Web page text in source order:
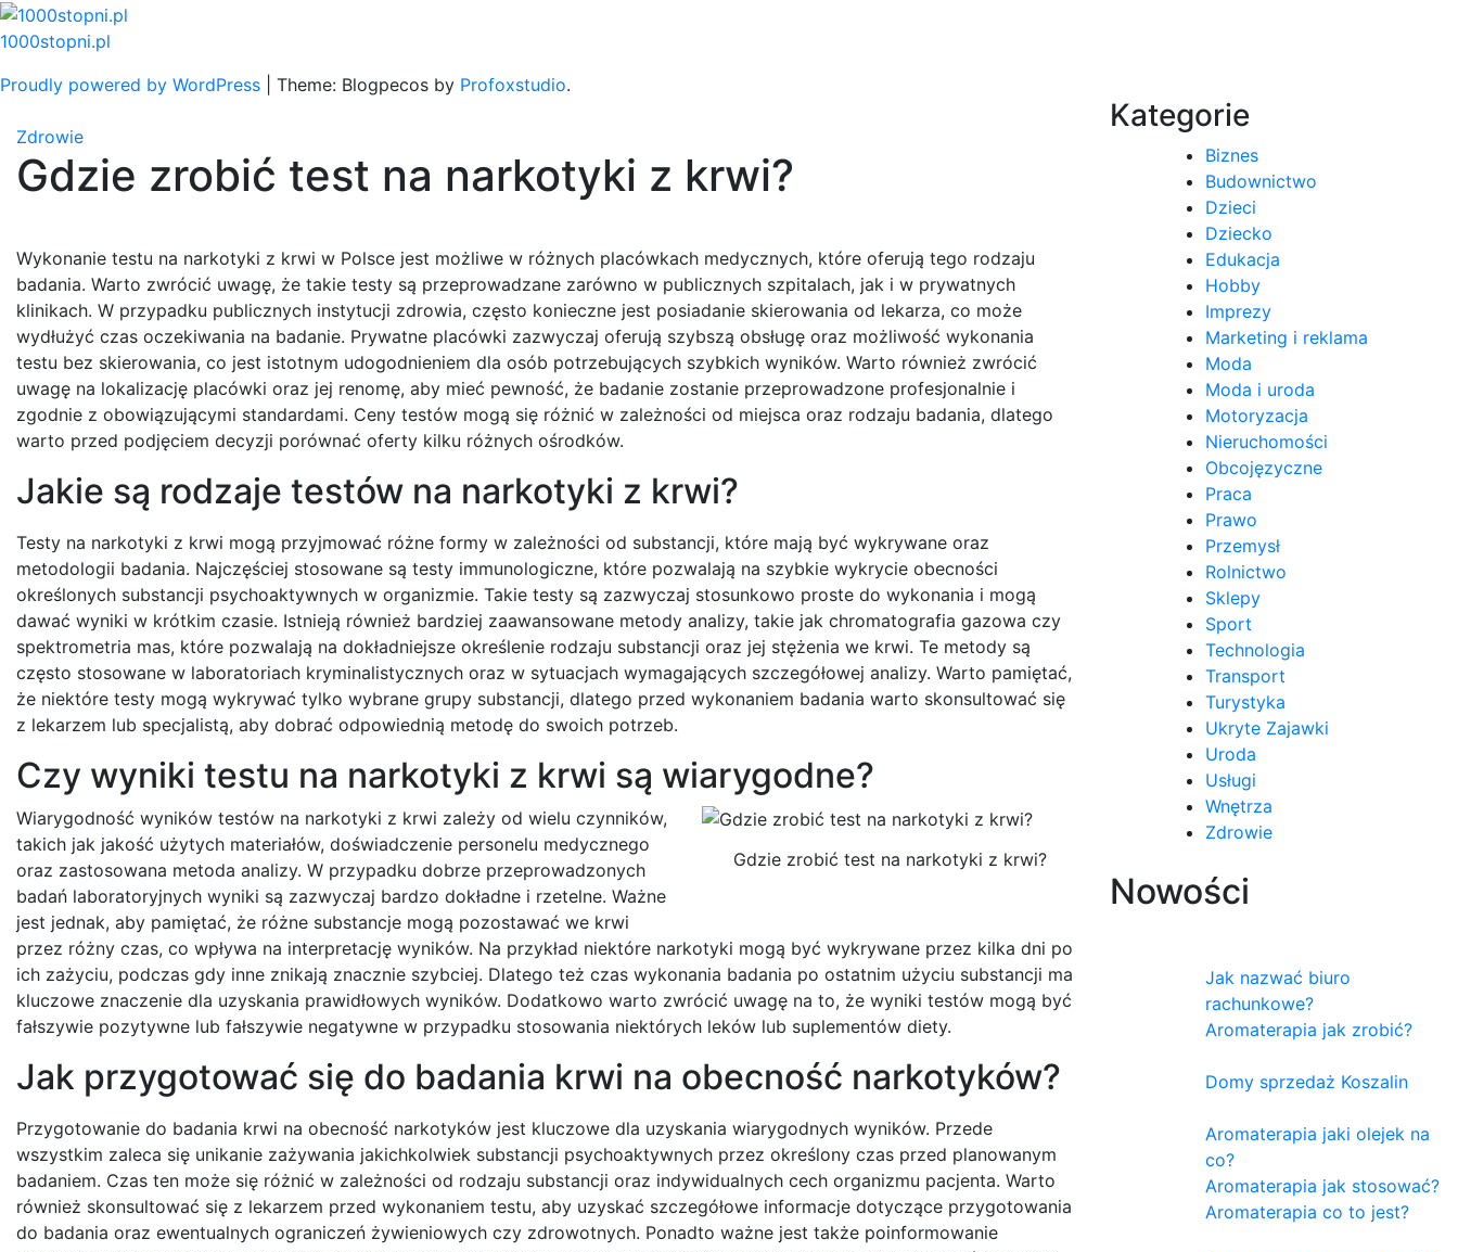
Skip
to
1000stopni.pl
Proudly powered by WordPress
Theme: Blogpecos by Profoxstudio.
Zdrowie
Gdzie zrobić test na narkotyki z krwi?
Wykonanie testu na narkotyki z krwi w Polsce jest możliwe w różnych placówkach medycznych, które oferują tego rodzaju
badania. Warto zwrócić uwagę, że takie testy są przeprowadzane zarówno w publicznych szpitalach, jak i w prywatnych
klinikach. W przypadku publicznych instytucji zdrowia, często konieczne jest posiadanie skierowania od lekarza, co może
wydłużyć czas oczekiwania na badanie. Prywatne placówki zazwyczaj oferują szybszą obsługę oraz możliwość wykonania
testu bez skierowania, co jest istotnym udogodnieniem dla osób potrzebujących szybkich wyników. Warto również zwrócić
uwagę na lokalizację placówki oraz jej renomę, aby mieć pewność, że badanie zostanie przeprowadzone profesjonalnie i
zgodnie z obowiązującymi standardami. Ceny testów mogą się różnić w zależności od miejsca oraz rodzaju badania, dlatego
warto przed podjęciem decyzji porównać oferty kilku różnych ośrodków.
Jakie są rodzaje testów na narkotyki z krwi?
Testy na narkotyki z krwi mogą przyjmować różne formy w zależności od substancji, które mają być wykrywane oraz
metodologii badania. Najczęściej stosowane są testy immunologiczne, które pozwalają na szybkie wykrycie obecności
określonych substancji psychoaktywnych w organizmie. Takie testy są zazwyczaj stosunkowo proste do wykonania i mogą
dawać wyniki w krótkim czasie. Istnieją również bardziej zaawansowane metody analizy, takie jak chromatografia gazowa czy
spektrometria mas, które pozwalają na dokładniejsze określenie rodzaju substancji oraz jej stężenia we krwi. Te metody są
często stosowane w laboratoriach kryminalistycznych oraz w sytuacjach wymagających szczegółowej analizy. Warto pamiętać,
że niektóre testy mogą wykrywać tylko wybrane grupy substancji, dlatego przed wykonaniem badania warto skonsultować się
z lekarzem lub specjalistą, aby dobrać odpowiednią metodę do swoich potrzeb.
Czy wyniki testu na narkotyki z krwi są wiarygodne?
Gdzie zrobić test na narkotyki z krwi?
Wiarygodność wyników testów na narkotyki z krwi zależy od wielu czynników,
takich jak jakość użytych materiałów, doświadczenie personelu medycznego
oraz zastosowana metoda analizy. W przypadku dobrze przeprowadzonych
badań laboratoryjnych wyniki są zazwyczaj bardzo dokładne i rzetelne. Ważne
jest jednak, aby pamiętać, że różne substancje mogą pozostawać we krwi
przez różny czas, co wpływa na interpretację wyników. Na przykład niektóre narkotyki mogą być wykrywane przez kilka dni po
ich zażyciu, podczas gdy inne znikają znacznie szybciej. Dlatego też czas wykonania badania po ostatnim użyciu substancji ma
kluczowe znaczenie dla uzyskania prawidłowych wyników. Dodatkowo warto zwrócić uwagę na to, że wyniki testów mogą być
fałszywie pozytywne lub fałszywie negatywne w przypadku stosowania niektórych leków lub suplementów diety.
Jak przygotować się do badania krwi na obecność narkotyków?
Przygotowanie do badania krwi na obecność narkotyków jest kluczowe dla uzyskania wiarygodnych wyników. Przede
wszystkim zaleca się unikanie zażywania jakichkolwiek substancji psychoaktywnych przez określony czas przed planowanym
badaniem. Czas ten może się różnić w zależności od rodzaju substancji oraz indywidualnych cech organizmu pacjenta. Warto
również skonsultować się z lekarzem przed wykonaniem testu, aby uzyskać szczegółowe informacje dotyczące przygotowania
do badania oraz ewentualnych ograniczeń żywieniowych czy zdrowotnych. Ponadto ważne jest także poinformowanie
Kategorie
Biznes
Budownictwo
Dzieci
Dziecko
Edukacja
Hobby
Imprezy
Marketing i reklama
Moda
Moda i uroda
Motoryzacja
Nieruchomości
Obcojęzyczne
Praca
Prawo
Przemysł
Rolnictwo
Sklepy
Sport
Technologia
Transport
Turystyka
Ukryte Zajawki
Uroda
Usługi
Wnętrza
Zdrowie
Nowości
Jak nazwać biuro
rachunkowe?
Aromaterapia jak zrobić?
Domy sprzedaż Koszalin
Aromaterapia jaki olejek na
co?
Aromaterapia jak stosować?
Aromaterapia co to jest?